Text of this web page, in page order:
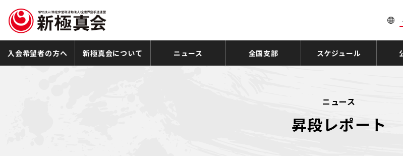
入会希望者の方へ 新極真会について ニュース 全国支部 スケジュール
ニュース
昇段レポート